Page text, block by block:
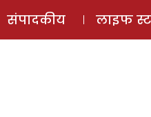
संपादकीय लाइफ